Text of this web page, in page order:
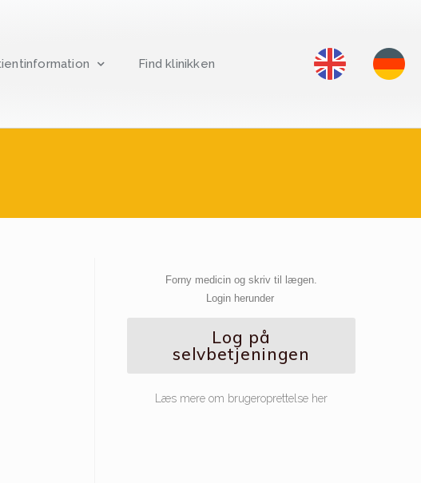
Find klinikken
Forny medicin og skriv til lægen.
Login herunder
Log på
selvbetjeningen
Læs mere om brugeroprettelse her